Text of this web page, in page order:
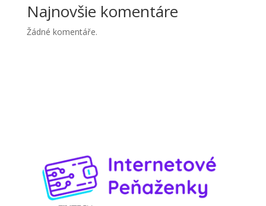
Najnovšie komentáre
Žádné komentáře.